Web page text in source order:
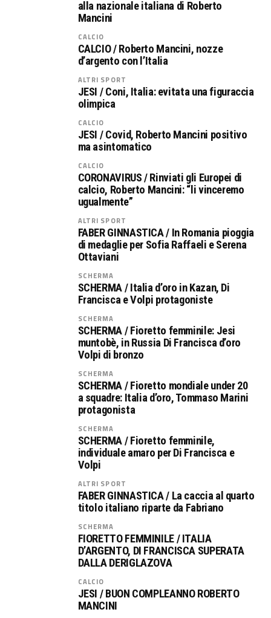
alla nazionale italiana di Roberto
Mancini
CALCIO
CALCIO / Roberto Mancini, nozze
d’argento con l’Italia
ALTRI SPORT
JESI / Coni, Italia: evitata una figuraccia
olimpica
CALCIO
JESI / Covid, Roberto Mancini positivo
ma asintomatico
CALCIO
CORONAVIRUS / Rinviati gli Europei di
calcio, Roberto Mancini: “li vinceremo
ugualmente”
ALTRI SPORT
FABER GINNASTICA / In Romania pioggia
di medaglie per Sofia Raffaeli e Serena
Ottaviani
SCHERMA
SCHERMA / Italia d’oro in Kazan, Di
Francisca e Volpi protagoniste
SCHERMA
SCHERMA / Fioretto femminile: Jesi
muntobè, in Russia Di Francisca d’oro
Volpi di bronzo
SCHERMA
SCHERMA / Fioretto mondiale under 20
a squadre: Italia d’oro, Tommaso Marini
protagonista
SCHERMA
SCHERMA / Fioretto femminile,
individuale amaro per Di Francisca e
Volpi
ALTRI SPORT
FABER GINNASTICA / La caccia al quarto
titolo italiano riparte da Fabriano
SCHERMA
FIORETTO FEMMINILE / ITALIA
D’ARGENTO, DI FRANCISCA SUPERATA
DALLA DERIGLAZOVA
CALCIO
JESI / BUON COMPLEANNO ROBERTO
MANCINI